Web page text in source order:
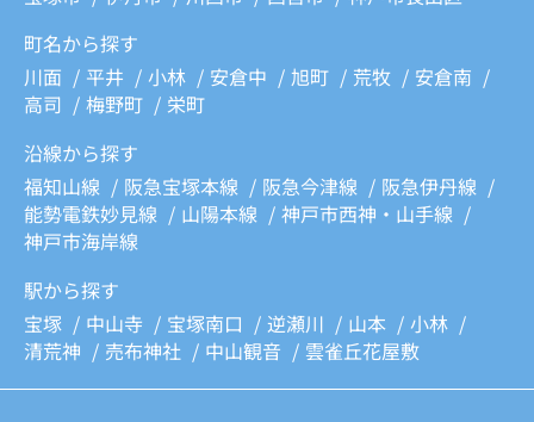
町名から探す
川面
平井 小林 安倉中 旭町 荒牧
安倉南
高司
梅野町
栄町
沿線から探す
福知山線
阪急宝塚本線 阪急今津線
阪急伊丹線
能勢電鉄妙見線
山陽本線
神戸市西神・山手線
神戸市海岸線
駅から探す
宝塚
中山寺 宝塚南口 逆瀬川 山本
小林
清荒神
売布神社 中山観音 雲雀丘花屋敷